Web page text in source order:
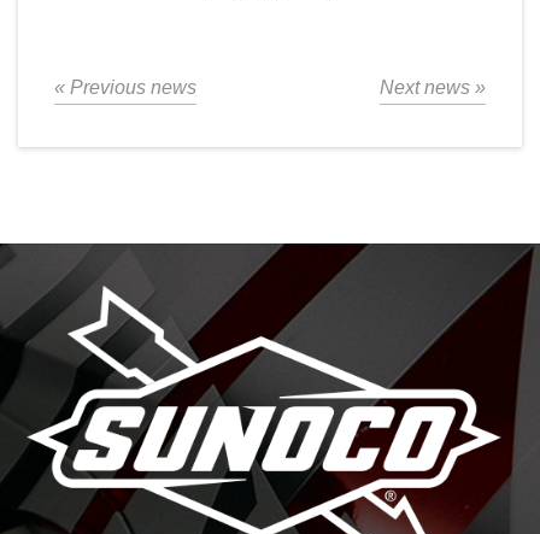
« Previous news Next news »